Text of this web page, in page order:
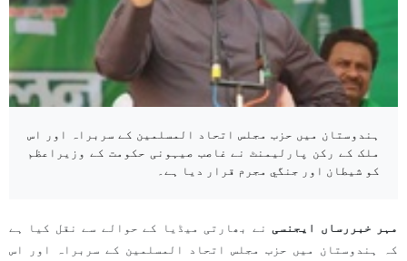
ہندوستان میں حزب مجلس اتحاد المسلمین کے سربراہ اور اس
ملک کے رکن پارلیمنٹ نے غاصب صیہونی حکومت کے وزیراعظم
کو شیطان اور جنگي مجرم قرار دیا ہے۔
مہر خبررساں ایجنسی نے بھارتی میڈیا کے حوالے سے نقل کیا ہے
کہ ہندوستان میں حزب مجلس اتحاد المسلمین کے سربراہ اور اس